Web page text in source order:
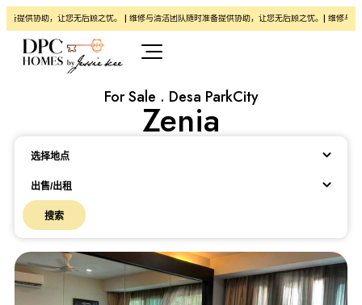
备提供协助，让您无后顾之忧。 | 维修与清洁团队随时准备提供协助，让您无后顾之忧。| 维修与清
For Sale . Desa ParkCity
Zenia
Location
选择地点
出售/出租
搜索